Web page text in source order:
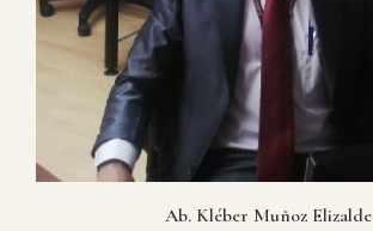
Ab. Kléber Muñoz Elizalde